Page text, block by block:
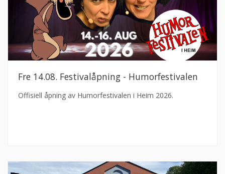
Fre 14.08. Festivalåpning - Humorfestivalen
Offisiell åpning av Humorfestivalen i Heim 2026.